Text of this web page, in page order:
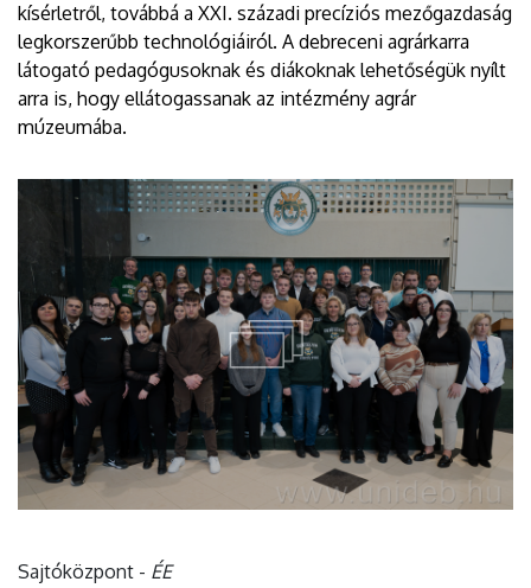
kísérletről, továbbá a XXI. századi precíziós mezőgazdaság
legkorszerűbb technológiáiról. A debreceni agrárkarra
látogató pedagógusoknak és diákoknak lehetőségük nyílt
arra is, hogy ellátogassanak az intézmény agrár
múzeumába.
Sajtóközpont - ÉE